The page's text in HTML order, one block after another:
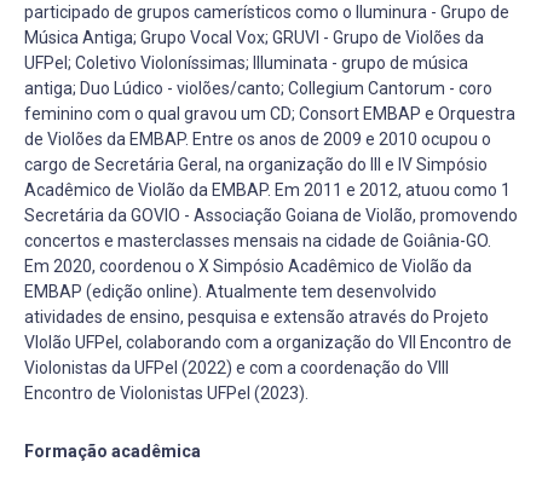
participado de grupos camerísticos como o Iluminura - Grupo de
Música Antiga; Grupo Vocal Vox; GRUVI - Grupo de Violões da
UFPel; Coletivo Violoníssimas; Illuminata - grupo de música
antiga; Duo Lúdico - violões/canto; Collegium Cantorum - coro
feminino com o qual gravou um CD; Consort EMBAP e Orquestra
de Violões da EMBAP. Entre os anos de 2009 e 2010 ocupou o
cargo de Secretária Geral, na organização do III e IV Simpósio
Acadêmico de Violão da EMBAP. Em 2011 e 2012, atuou como 1
Secretária da GOVIO - Associação Goiana de Violão, promovendo
concertos e masterclasses mensais na cidade de Goiânia-GO.
Em 2020, coordenou o X Simpósio Acadêmico de Violão da
EMBAP (edição online). Atualmente tem desenvolvido
atividades de ensino, pesquisa e extensão através do Projeto
VIolão UFPel, colaborando com a organização do VII Encontro de
Violonistas da UFPel (2022) e com a coordenação do VIII
Encontro de Violonistas UFPel (2023).
Formação acadêmica